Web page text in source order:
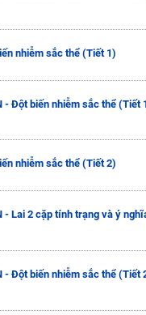
nhiễm sắc thể (Tiết 1)
- Đột biến nhiễm sắc thể (Tiết
nhiễm sắc thể (Tiết 2)
- Lai 2 cặp tính trạng và ý
- Đột biến nhiễm sắc thể (Tiết